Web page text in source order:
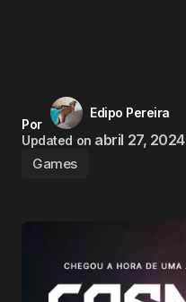
Por
Edipo Pereira
Updated on abril 27, 2024
Games